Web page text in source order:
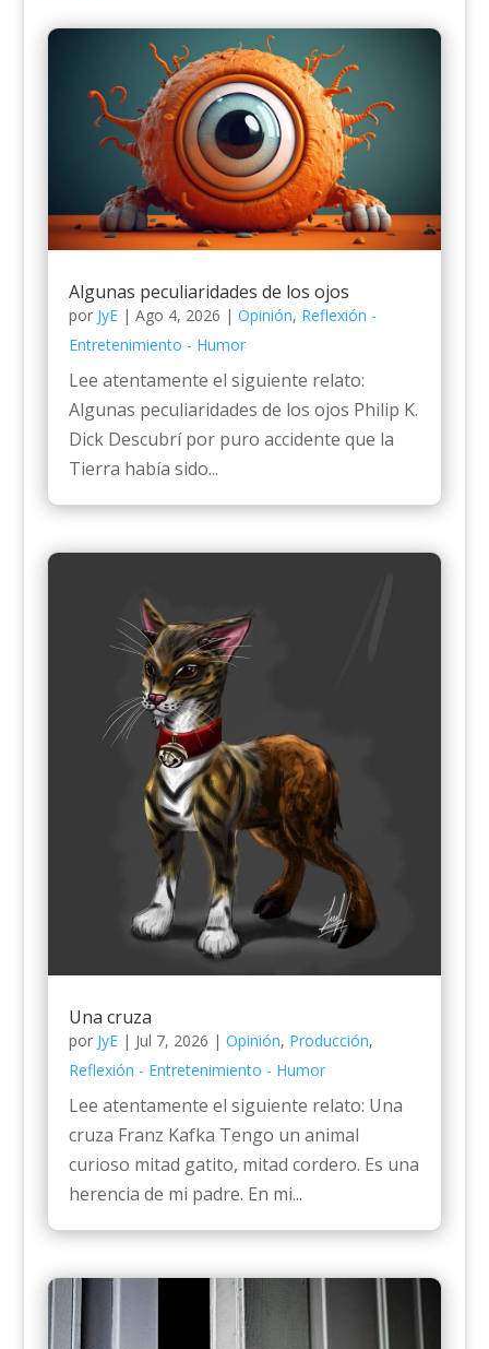
Algunas peculiaridades de los ojos
por JyE| Ago 4, 2026 | Opinión, Reflexión -
Entretenimiento - Humor
Lee atentamente el siguiente relato:
Algunas peculiaridades de los ojos Philip K.
Dick Descubrí por puro accidente que la
Tierra había sido...
Una cruza
por JyE| Jul 7, 2026 | Opinión, Producción,
Reflexión - Entretenimiento - Humor
Lee atentamente el siguiente relato: Una
cruza Franz Kafka Tengo un animal
curioso mitad gatito, mitad cordero. Es una
herencia de mi padre. En mi...